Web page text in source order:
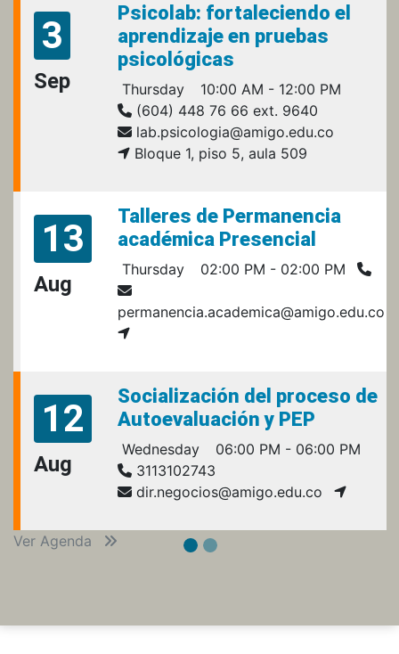
3
Sep
Psicolab: fortaleciendo el
aprendizaje en pruebas
psicológicas
Thursday
10:00 AM - 12:00 PM
(604) 448 76 66 ext. 9640
lab.psicologia@amigo.edu.co
Bloque 1, piso 5, aula 509
13
Aug
Talleres de Permanencia
académica Presencial
Thursday 02:00 PM - 02:00 PM
permanencia.academica@amigo.edu.co
12
Aug
Socialización del proceso de
Autoevaluación y PEP
Wednesday
06:00 PM - 06:00 PM
3113102743
dir.negocios@amigo.edu.co
Ver Agenda